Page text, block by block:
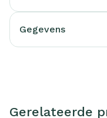
Gegevens
Gerelateerde